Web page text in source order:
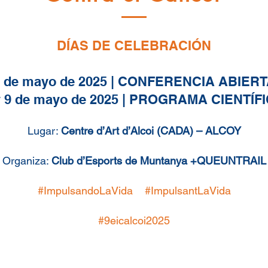
DÍAS DE CELEBRACIÓN
de mayo de 2025 | CONFERENCIA
9 de mayo de 2025 | PROGRAMA
Lugar: Centre d’Art d’Alcoi (CADA) – ALCOY
Organiza: Club d’Esports de Muntanya +QUEUNTRAIL
#ImpulsandoLaVida #ImpulsantLaVida
#9eicalcoi2025